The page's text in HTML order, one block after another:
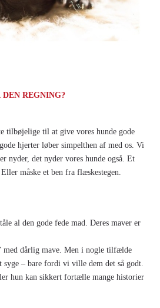
REGNING?
tilbøjelige til at give vores hunde gode
hjerter løber simpelthen af med os. Vi
nyder, det nyder vores hunde også. Et
måske et ben fra flæskestegen.
al den gode fede mad. Deres maver er
med dårlig mave. Men i nogle tilfælde
– bare fordi vi ville dem det så godt.
hun kan sikkert fortælle mange historier